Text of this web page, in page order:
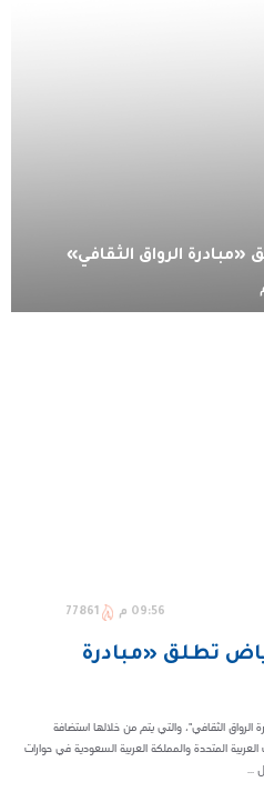
«مبادرة الرواق الثقافي»
09:56 م 77861
تطلق «مبادرة
الرواق الثقافي"، والتي يتم من خلالها استضافة
المتحدة والمملكة العربية السعودية في حوارات
...